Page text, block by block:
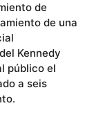
de
de una
Kennedy
público el
a seis